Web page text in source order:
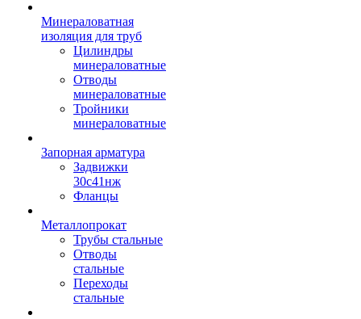
Минераловатная
изоляция для труб
Цилиндры
минераловатные
Отводы
минераловатные
Тройники
минераловатные
Запорная арматура
Задвижки
30с41нж
Фланцы
Металлопрокат
Трубы стальные
Отводы
стальные
Переходы
стальные